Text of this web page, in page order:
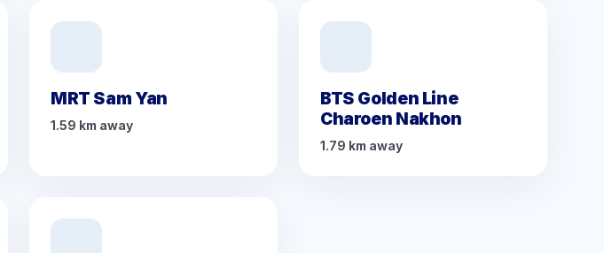
MRT Sam Yan
1.59 km away
BTS Golden Line
Charoen Nakhon
1.79 km away